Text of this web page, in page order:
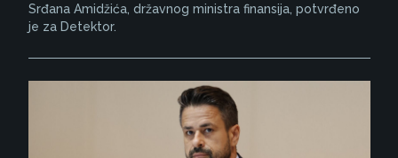
Srđana Amidžića, državnog ministra finansija, potvrđeno
je za Detektor.